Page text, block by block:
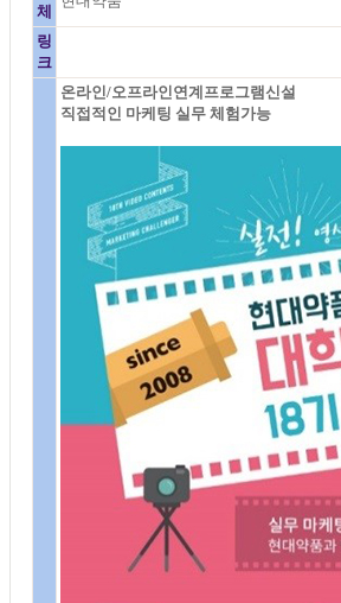
체
링
크
온라인/오프라인연계프로그램신설
직접적인 마케팅 실무 체험가능